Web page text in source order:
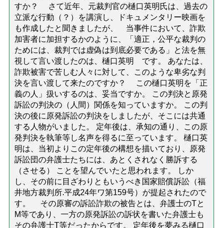
すか？ さて近年、元裁判官の樋口英明氏は、過去の
立派な行動（？）を講演し、ドキュメンタリー映画を
も作成したと聞きましたが、 当事件において、詐欺
加害者に加担するかのように、「適正，公平な裁判の
ためには、裁判では虚偽は到底必要である」と法を無
視して言い渡したのは、樋口英明 です。 あなたは、
詐欺被害で苦しむ人々に対して、このような卑劣な判
決を言い渡して来たのですか？ この樋口英明を「正
義の人」扱いするのは、妥当ですか。 この判決と原発
訴訟の判決の（人間）関係を知っていますか。 この判
決の後に原発訴訟の判決をしましたが、そこには共通
する人物がいました。 定年後は、承知の通り、この原
発判決を執筆等し名声を得るに至っています。 樋口英
明は、当初よりこの定年後の構想を描いており、原発
訴訟団の弁護士たちには、あとくされなく勝訴する
（させる） ことを望んでいたと思われます。 しか
し、その前に目ざわりともいうべき国家賠償訴訟（福
井地方裁判所.平成24年ワ第159号）が提起されたので
す。 その原審の訴訟詐欺の被告とは、弁護士のTと
M等であり、一方の原発訴訟の訴状を書いた弁護士も
その弁護士T等だったからです。 定年後を夢みる樋口